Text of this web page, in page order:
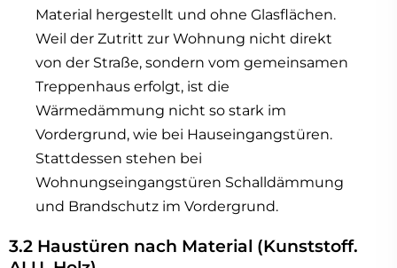
Material hergestellt und ohne Glasflächen.
Weil der Zutritt zur Wohnung nicht direkt
von der Straße, sondern vom gemeinsamen
Treppenhaus erfolgt, ist die
Wärmedämmung nicht so stark im
Vordergrund, wie bei Hauseingangstüren.
Stattdessen stehen bei
Wohnungseingangstüren Schalldämmung
und Brandschutz im Vordergrund.
3.2 Haustüren nach Material (Kunststoff.